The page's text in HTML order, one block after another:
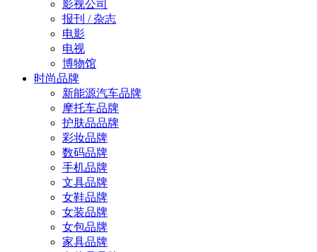
影视公司
报刊 / 杂志
电影
电视
博物馆
时尚品牌
新能源汽车品牌
摩托车品牌
护肤品品牌
彩妆品牌
数码品牌
手机品牌
文具品牌
女鞋品牌
女装品牌
女包品牌
家具品牌